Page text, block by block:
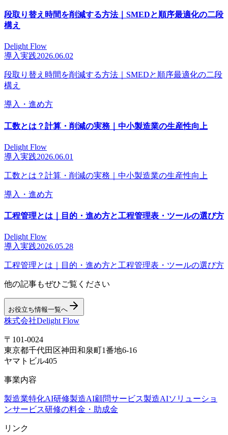
段取り替え時間を削減する方法｜SMEDと順序最適化の二段
構え
Delight Flow
導入実践2026.06.02
段取り替え時間を削減する方法｜SMEDと順序最適化の二段
構え
導入・進め方
工数とは？計算・削減の実務｜中小製造業の生産性向上
Delight Flow
導入実践2026.06.01
工数とは？計算・削減の実務｜中小製造業の生産性向上
導入・進め方
工程管理とは｜目的・進め方と工程管理表・ツールの選び方
Delight Flow
導入実践2026.05.28
工程管理とは｜目的・進め方と工程管理表・ツールの選び方
他の記事もぜひご覧ください
お役立ち情報一覧へ
株式会社Delight Flow
〒101-0024
東京都千代田区神田和泉町1番地6-16
ヤマトビル405
事業内容
製造業特化AI研修製造AI顧問サービス製造AIソリューショ
ンサービス研修の料金・助成金
リンク